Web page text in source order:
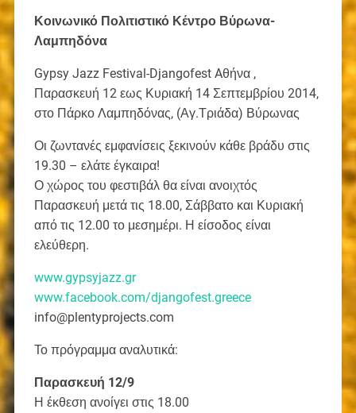
Κοινωνικό Πολιτιστικό Κέντρο Βύρωνα-
Λαμπηδόνα
Gypsy Jazz Festival-Djangofest Aθήνα ,
Παρασκευή 12 εως Κυριακή 14 Σεπτεμβρίου 2014,
στο Πάρκο Λαμπηδόνας, (Αγ.Τριάδα) Βύρωνας
Οι ζωντανές εμφανίσεις ξεκινούν κάθε βράδυ στις
19.30 – ελάτε έγκαιρα!
Ο χώρος του φεστιβάλ θα είναι ανοιχτός
Παρασκευή μετά τις 18.00, Σάββατο και Κυριακή
από τις 12.00 το μεσημέρι. Η είσοδος είναι
ελεύθερη.
www.gypsyjazz.gr
www.facebook.com/djangofest.greece
info@plentyprojects.com
Το πρόγραμμα αναλυτικά:
Παρασκευή 12/9
Η έκθεση ανοίγει στις 18.00